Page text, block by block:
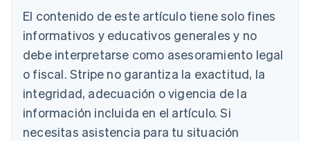
El contenido de este artículo tiene solo fines
informativos y educativos generales y no
debe interpretarse como asesoramiento legal
o fiscal. Stripe no garantiza la exactitud, la
integridad, adecuación o vigencia de la
información incluida en el artículo. Si
necesitas asistencia para tu situación
Alemania
Australia
English
Austria
Deutsch English
Bélgica
NederlandsFrançaisDeutschEnglish